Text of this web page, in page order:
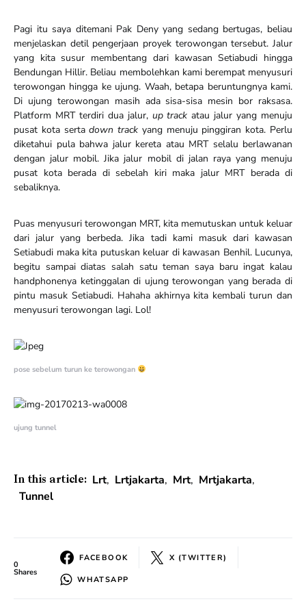
Pagi itu saya ditemani Pak Deny yang sedang bertugas, beliau
menjelaskan detil pengerjaan proyek terowongan tersebut. Jalur
yang kita susur membentang dari kawasan Setiabudi hingga
Bendungan Hillir. Beliau membolehkan kami berempat menyusuri
terowongan hingga ke ujung. Waah, betapa beruntungnya kami.
Di ujung terowongan masih ada sisa-sisa mesin bor raksasa.
Platform MRT terdiri dua jalur, up track atau jalur yang menuju
pusat kota sertadown track yang menuju pinggiran kota. Perlu
diketahui pula bahwa jalur kereta atau MRT selalu berlawanan
dengan jalur mobil. Jika jalur mobil di jalan raya yang menuju
pusat kota berada di sebelah kiri maka jalur MRT berada di
sebaliknya.
Puas menyusuri terowongan MRT, kita memutuskan untuk keluar
dari jalur yang berbeda. Jika tadi kami masuk dari kawasan
Setiabudi maka kita putuskan keluar di kawasan Benhil. Lucunya,
begitu sampai diatas salah satu teman saya baru ingat kalau
handphonenya ketinggalan di ujung terowongan yang berada di
pintu masuk Setiabudi. Hahaha akhirnya kita kembali turun dan
menyusuri terowongan lagi. Lol!
pose sebelum turun ke terowongan
ujung tunnel
In this article: Lrt, Lrtjakarta, Mrt, Mrtjakarta,
Tunnel
0
Shares
FACEBOOK X (TWITTER)
WHATSAPP